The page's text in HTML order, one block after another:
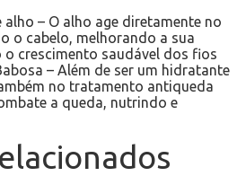
– O alho age diretamente no
o cabelo, melhorando a sua
o crescimento saudável dos fios
– Além de ser um hidratante
no tratamento antiqueda
a queda, nutrindo e